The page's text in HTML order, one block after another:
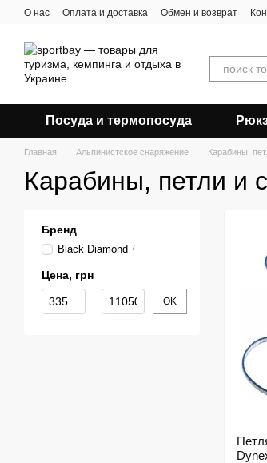
Перейти к основному контенту
О нас Оплата и доставка Обмен и возврат
Посуда и термопосуда
Главная Альпинистское снаряжение Карабины,
Карабины, петли и
Бренд
Black Diamond 7
Цена, грн
От Цена, грн
До Цена, грн OK